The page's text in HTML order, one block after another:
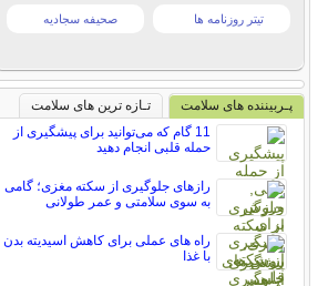
تیتر روزنامه ها صحیفه سجادیه
پـربیننده های سلامت
تـازه ترین های سلامت
11 گام که می‌توانید برای پیشگیری از
حمله قلبی انجام دهید
رازهای جلوگیری از سکته مغزی؛ گامی
به سوی سلامتی و عمر طولانی
راه های عملی برای کاهش اسیدیته بدن
با غذا